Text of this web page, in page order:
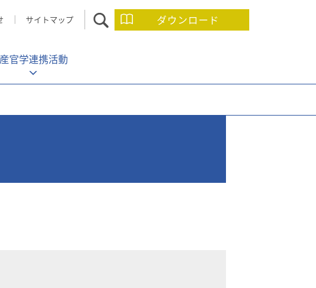
サイトマップ ダウンロード
産官学連携活動